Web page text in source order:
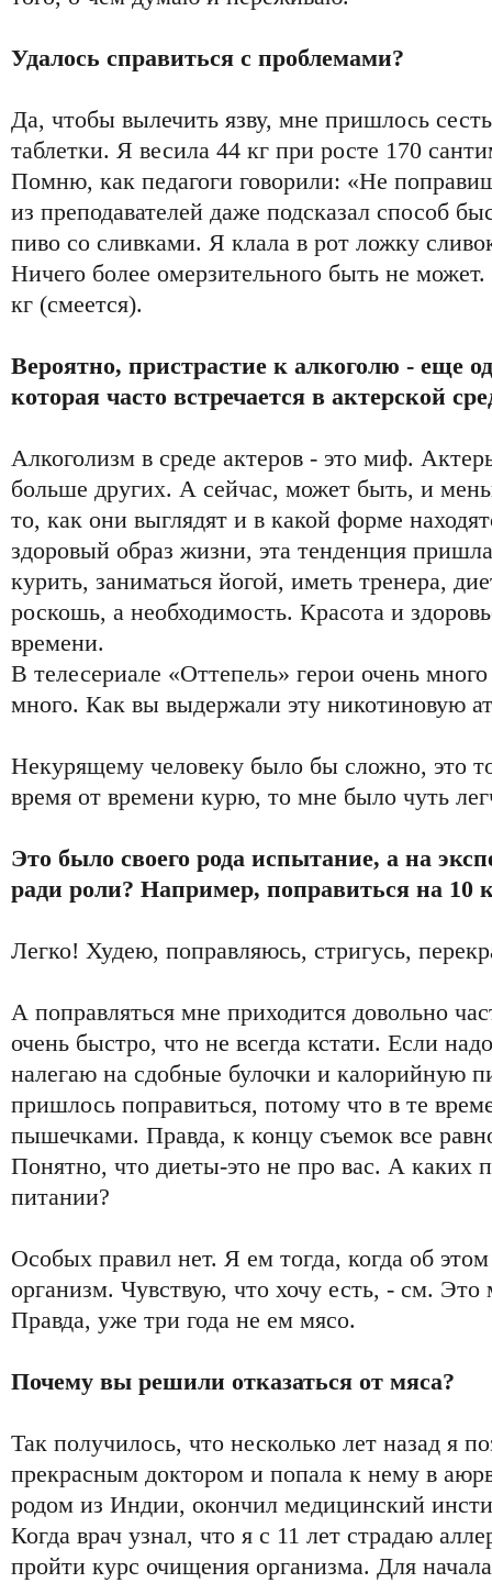
Удалось справиться с проблемами?
Да, чтобы вылечить язву, мне пришлось
таблетки. Я весила 44 кг при росте 170
Помню, как педагоги говорили: «Не
из преподавателей даже подсказал способ
пиво со сливками. Я клала в рот ложку
Ничего более омерзительного быть не
кг (смеется).
Вероятно, пристрастие к алкоголю - еще
которая часто встречается в актерской
Алкоголизм в среде актеров - это миф.
больше других. А сейчас, может быть, и
то, как они выглядят и в какой форме
здоровый образ жизни, эта тенденция
курить, заниматься йогой, иметь тренера,
роскошь, а необходимость. Красота и
времени.
В телесериале «Оттепель» герои очень
много. Как вы выдержали эту никотиновую
Некурящему человеку было бы сложно, это
время от времени курю, то мне было чуть
Это было своего рода испытание, а на
ради роли? Например, поправиться на 10
Легко! Худею, поправляюсь, стригусь,
А поправляться мне приходится довольно
очень быстро, что не всегда кстати. Если
налегаю на сдобные булочки и калорийную
пришлось поправиться, потому что в те
пышечками. Правда, к концу съемок все
Понятно, что диеты-это не про вас. А каких
питании?
Особых правил нет. Я ем тогда, когда об
организм. Чувствую, что хочу есть, - см.
Правда, уже три года не ем мясо.
Почему вы решили отказаться от мяса?
Так получилось, что несколько лет назад я
прекрасным доктором и попала к нему в
родом из Индии, окончил медицинский
Когда врач узнал, что я с 11 лет страдаю
пройти курс очищения организма. Для